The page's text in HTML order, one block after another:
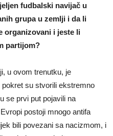
fudbalski navijač u
grupa u zemlji i da li
organizovani i jeste li
partijom?
u ovom trenutku, je
su stvorili ekstremno
se prvi put pojavili na
postoji mnogo antifa
bili povezani sa nacizmom, i